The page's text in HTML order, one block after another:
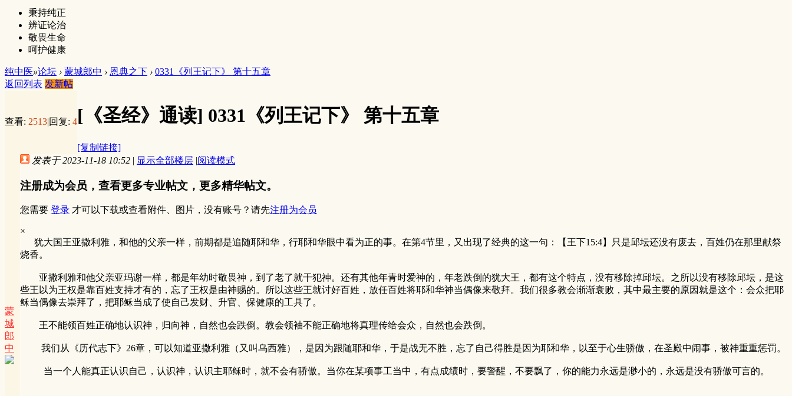
秉持纯正
辨证论治
敬畏生命
呵护健康
纯中医»论坛 › 蒙城郎中 › 恩典之下 › 0331《列王记下》 第十五章
返回列表 发新帖
查看: 2513|回复: 4[《圣经》通读] 0331《列王记下》 第十五章
[复制链接]
蒙
城
郎
中
发表于 2023-11-18 10:52 | 显示全部楼层 |阅读模式
注册成为会员，查看更多专业帖文，更多精华帖文。
您需要 登录 才可以下载或查看附件、图片，没有账号？请先注册为会员
×
犹大国王亚撒利雅，和他的父亲一样，前期都是追随耶和华，行耶和华眼中看为正的事。在第4节里，又出现了经典的这一句：【王下15:4】只是邱坛还没有废去，百姓仍在那里献祭
烧香。
亚撒利雅和他父亲亚玛谢一样，都是年幼时敬畏神，到了老了就干犯神。还有其他年青时爱神的，年老跌倒的犹大王，都有这个特点，没有移除掉邱坛。之所以没有移除邱坛，是这
些王以为王权是靠百姓支持才有的，忘了王权是由神赐的。所以这些王就讨好百姓，放任百姓将耶和华神当偶像来敬拜。我们很多教会渐渐衰败，其中最主要的原因就是这个：会众把耶
稣当偶像去崇拜了，把耶稣当成了使自己发财、升官、保健康的工具了。
王不能领百姓正确地认识神，归向神，自然也会跌倒。教会领袖不能正确地将真理传给会众，自然也会跌倒。
我们从《历代志下》26章，可以知道亚撒利雅（又叫乌西雅），是因为跟随耶和华，于是战无不胜，忘了自己得胜是因为耶和华，以至于心生骄傲，在圣殿中闹事，被神重重惩罚。
当一个人能真正认识自己，认识神，认识主耶稣时，就不会有骄傲。当你在某项事工当中，有点成绩时，要警醒，不要飘了，你的能力永远是渺小的，永远是没有骄傲可言的。